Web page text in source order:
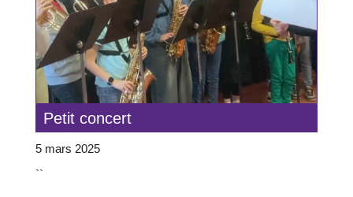
Petit concert
5 mars 2025
``